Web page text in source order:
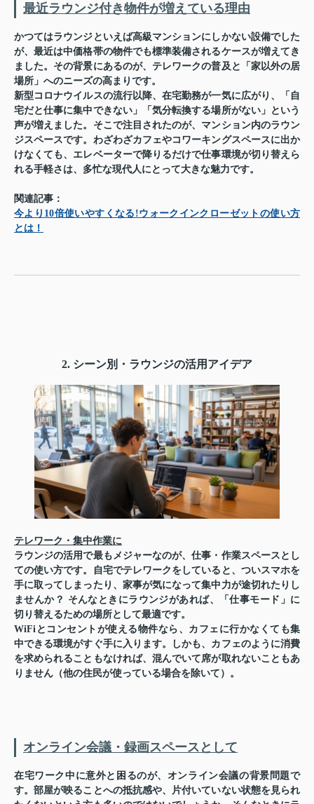
最近ラウンジ付き物件が増えている理由
かつてはラウンジといえば高級マンションにしかない設備でした
が、最近は中価格帯の物件でも標準装備されるケースが増えてき
ました。その背景にあるのが、テレワークの普及と「家以外の居
場所」へのニーズの高まりです。
新型コロナウイルスの流行以降、在宅勤務が一気に広がり、「自
宅だと仕事に集中できない」「気分転換する場所がない」という
声が増えました。そこで注目されたのが、マンション内のラウン
ジスペースです。わざわざカフェやコワーキングスペースに出か
けなくても、エレベーターで降りるだけで仕事環境が切り替えら
れる手軽さは、多忙な現代人にとって大きな魅力です。
関連記事：
今より10倍使いやすくなる!ウォークインクローゼットの使い方
とは！
2. シーン別・ラウンジの活用アイデア
テレワーク・集中作業に
ラウンジの活用で最もメジャーなのが、仕事・作業スペースとし
ての使い方です。自宅でテレワークをしていると、ついスマホを
手に取ってしまったり、家事が気になって集中力が途切れたりし
ませんか？ そんなときにラウンジがあれば、「仕事モード」に
切り替えるための場所として最適です。
WiFiとコンセントが使える物件なら、カフェに行かなくても集
中できる環境がすぐ手に入ります。しかも、カフェのように消費
を求められることもなければ、混んでいて席が取れないこともあ
りません（他の住民が使っている場合を除いて）。
オンライン会議・録画スペースとして
在宅ワーク中に意外と困るのが、オンライン会議の背景問題で
す。部屋が映ることへの抵抗感や、片付いていない状態を見られ